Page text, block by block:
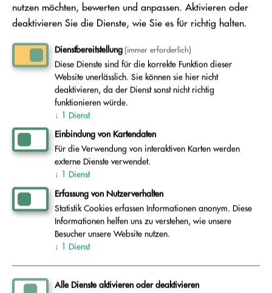
Mehrweg statt Einweg
Kaufen Sie ihre Getränke in Mehrwegflaschen.
Bis zu 15 mal kann eine PET-Mehrwegflasche
wieder befüllt werden, bis zu 50mal sogar eine
Glasflasche. Die PET-Mehrwegflaschen erkennen
Sie am entsprechenden Symbol, das sich auf
jeder dieser Flaschen befindet.
Weitere Informationen dazu bietet der
Naturschutzbund Deutschland (NABU) e.V.
Tipps für weniger Müll beim Getränkekauf
nutzen möchten, bewerten und anpassen. Aktivieren oder
deaktivieren Sie die Dienste, wie Sie es für richtig halten.
Dienstbereitstellung(immer erforderlich)
Diese Dienste sind für die korrekte Funktion dieser
Website unerlässlich. Sie können sie hier nicht
deaktivieren, da der Dienst sonst nicht richtig
funktionieren würde.
↓ 1 Dienst
Einbindung von Kartendaten
Für die Verwendung von interaktiven Karten werden
externe Dienste verwendet.
↓ 1 Dienst
Erfassung von Nutzerverhalten
Statistik Cookies erfassen Informationen anonym. Diese
Informationen helfen uns zu verstehen, wie unsere
Besucher unsere Website nutzen.
↓ 1 Dienst
Alle Dienste aktivieren oder deaktivieren